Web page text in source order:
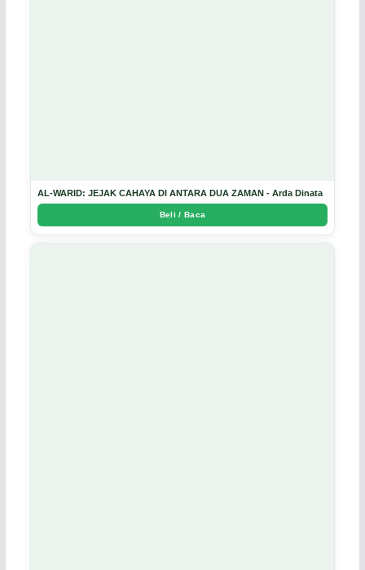
AL-WARID: JEJAK CAHAYA DI ANTARA DUA ZAMAN - Arda Dinata
Beli / Baca